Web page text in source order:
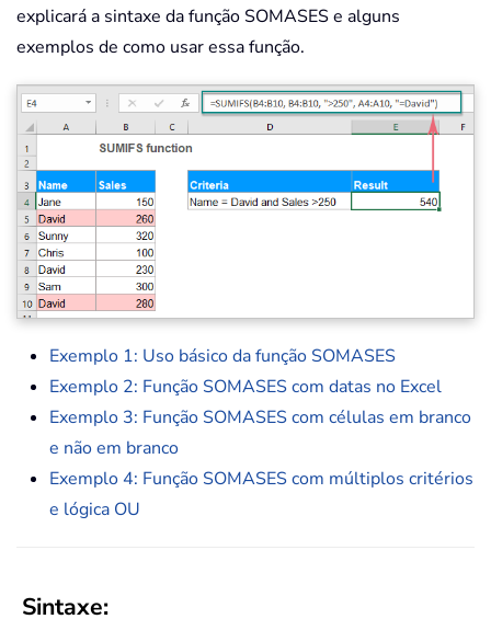
explicará a sintaxe da função SOMASES e alguns
exemplos de como usar essa função.
Exemplo 1: Uso básico da função SOMASES
Exemplo 2: Função SOMASES com datas no Excel
Exemplo 3: Função SOMASES com células em branco
e não em branco
Exemplo 4: Função SOMASES com múltiplos critérios
e lógica OU
Sintaxe: